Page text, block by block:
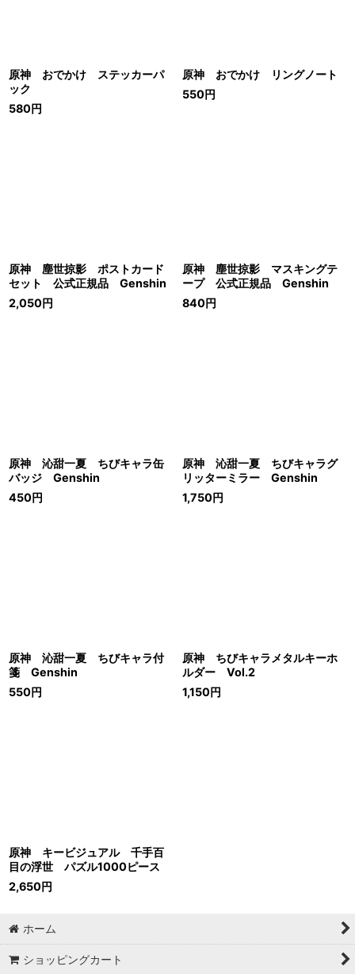
原神 おでかけ ステッカーパ
ック
580円
原神 おでかけ リングノート
550円
原神 塵世掠影 ポストカード
セット 公式正規品 Genshin
2,050円
原神 塵世掠影 マスキングテ
ープ 公式正規品 Genshin
840円
原神 沁甜一夏 ちびキャラ缶
バッジ Genshin
450円
原神 沁甜一夏 ちびキャラグ
リッターミラー Genshin
1,750円
原神 沁甜一夏 ちびキャラ付
箋 Genshin
550円
原神 ちびキャラメタルキーホ
ルダー Vol.2
1,150円
原神 キービジュアル 千手百
目の浮世 パズル1000ピース
2,650円
ホーム
ショッピングカート